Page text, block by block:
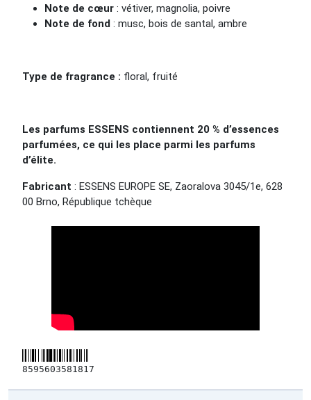
Note de cœur : vétiver, magnolia, poivre
Note de fond : musc, bois de santal, ambre
Type de fragrance : floral, fruité
Les parfums ESSENS contiennent 20 % d’essences
parfumées, ce qui les place parmi les parfums
d’élite.
Fabricant : ESSENS EUROPE SE, Zaoralova 3045/1e, 628
00 Brno, République tchèque
8595603581817